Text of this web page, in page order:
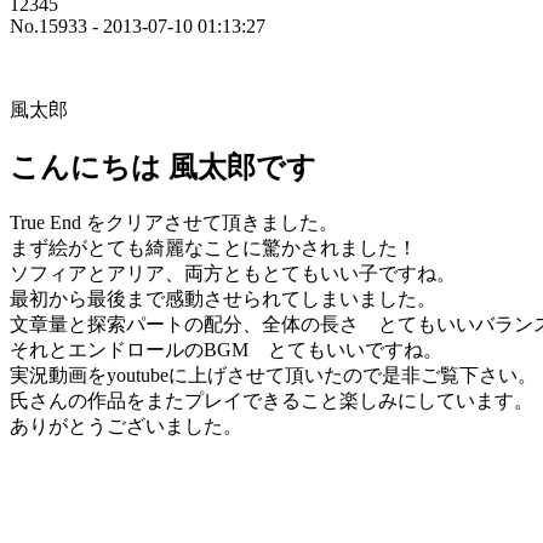
No.15933 - 2013-07-10 01:13:27
風太郎
こんにちは 風太郎です
True End をクリアさせて頂きました。
まず絵がとても綺麗なことに驚かされました！
ソフィアとアリア、両方ともとてもいい子ですね。
最初から最後まで感動させられてしまいました。
文章量と探索パートの配分、全体の長さ とてもいいバラン
それとエンドロールのBGM とてもいいですね。
実況動画をyoutubeに上げさせて頂いたので是非ご覧下さい。
氏さんの作品をまたプレイできること楽しみにしています。
ありがとうございました。